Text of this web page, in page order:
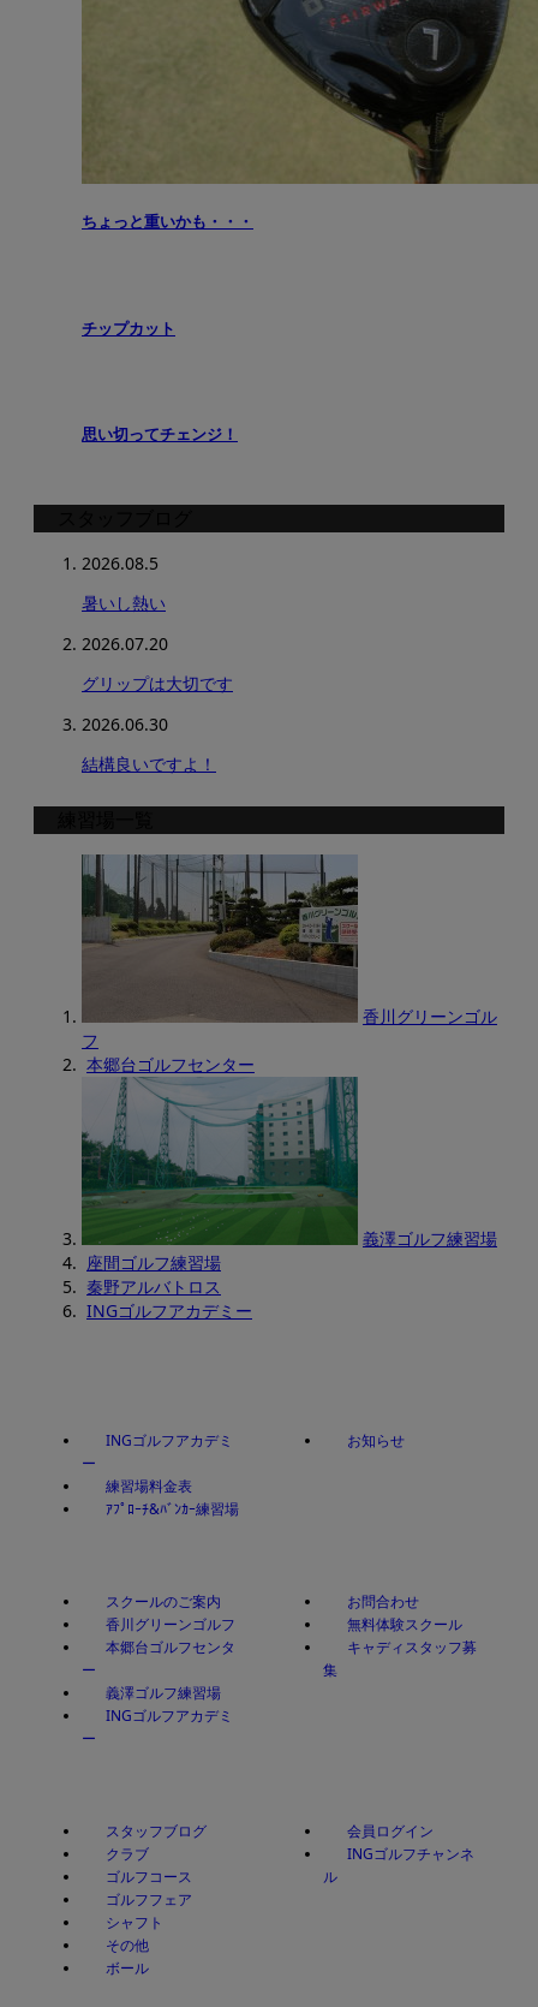
ちょっと重いかも・・・
チップカット
思い切ってチェンジ！
2026.08.5
暑いし熱い
2026.07.20
グリップは大切です
2026.06.30
結構良いですよ！
香川グリーンゴル
フ
本郷台ゴルフセンター
義澤ゴルフ練習場
座間ゴルフ練習場
秦野アルバトロス
INGゴルフアカデミー
INGゴルフアカデミ
ー
練習場料金表
ｱﾌﾟﾛｰﾁ&ﾊﾞﾝｶｰ練習場
お知らせ
スクールのご案内
香川グリーンゴルフ
本郷台ゴルフセンタ
ー
義澤ゴルフ練習場
INGゴルフアカデミ
ー
お問合わせ
無料体験スクール
キャディスタッフ募
集
スタッフブログ
クラブ
ゴルフコース
ゴルフフェア
シャフト
その他
ボール
会員ログイン
INGゴルフチャンネ
ル